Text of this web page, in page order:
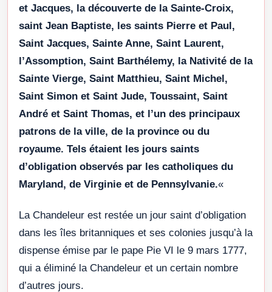
et Jacques, la découverte de la Sainte-Croix,
saint Jean Baptiste, les saints Pierre et Paul,
Saint Jacques, Sainte Anne, Saint Laurent,
l’Assomption, Saint Barthélemy, la Nativité de la
Sainte Vierge, Saint Matthieu, Saint Michel,
Saint Simon et Saint Jude, Toussaint, Saint
André et Saint Thomas, et l’un des principaux
patrons de la ville, de la province ou du
royaume. Tels étaient les jours saints
d’obligation observés par les catholiques du
Maryland, de Virginie et de Pennsylvanie.«
La Chandeleur est restée un jour saint d’obligation
dans les îles britanniques et ses colonies jusqu’à la
dispense émise par le pape Pie VI le 9 mars 1777,
qui a éliminé la Chandeleur et un certain nombre
d’autres jours.